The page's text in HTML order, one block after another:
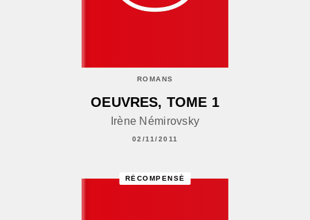
ROMANS
OEUVRES, TOME 1
Irène Némirovsky
02/11/2011
RÉCOMPENSÉ